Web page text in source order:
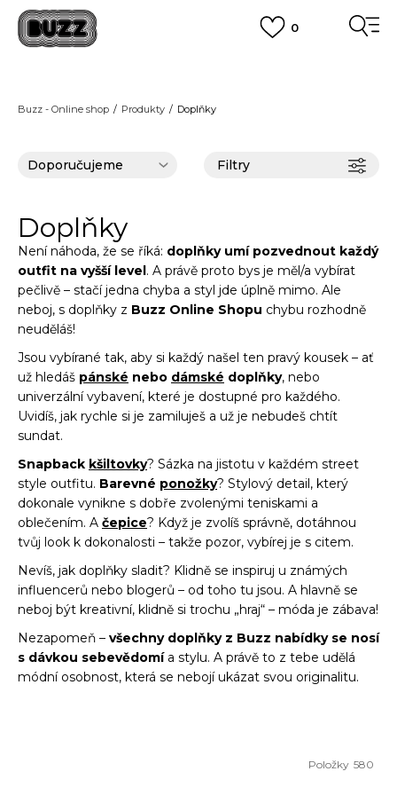
0
pro objednávky nad 2.500 Kč (neplatí pro Click&Collect)
Buzz - Online shop Produkty Doplňky
Filtry
Doplňky
Není náhoda, že se říká: doplňky umí pozvednout každý
outfit na vyšší level. A právě proto bys je měl/a vybírat
pečlivě – stačí jedna chyba a styl jde úplně mimo. Ale
neboj, s doplňky z Buzz Online Shopu chybu rozhodně
neuděláš!
Jsou vybírané tak, aby si každý našel ten pravý kousek – ať
už hledáš pánské nebo dámské doplňky, nebo
univerzální vybavení, které je dostupné pro každého.
Uvidíš, jak rychle si je zamiluješ a už je nebudeš chtít
sundat.
Snapback kšiltovky? Sázka na jistotu v každém street
style outfitu. Barevné ponožky? Stylový detail, který
dokonale vynikne s dobře zvolenými teniskami a
oblečením. A čepice? Když je zvolíš správně, dotáhnou
tvůj look k dokonalosti – takže pozor, vybírej je s citem.
Nevíš, jak doplňky sladit? Klidně se inspiruj u známých
influencerů nebo blogerů – od toho tu jsou. A hlavně se
neboj být kreativní, klidně si trochu „hraj“ – móda je zábava!
Nezapomeň – všechny doplňky z Buzz nabídky se nosí
s dávkou sebevědomía stylu. A právě to z tebe udělá
módní osobnost, která se nebojí ukázat svou originalitu.
580
Položky